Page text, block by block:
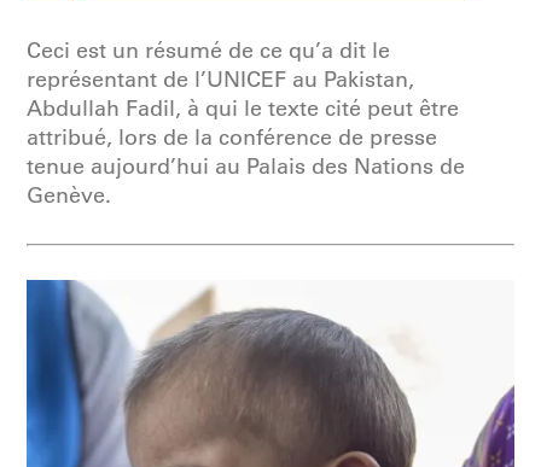
Ceci est un résumé de ce qu’a dit le
représentant de l’UNICEF au Pakistan,
Abdullah Fadil, à qui le texte cité peut être
attribué, lors de la conférence de presse
tenue aujourd’hui au Palais des Nations de
Genève.